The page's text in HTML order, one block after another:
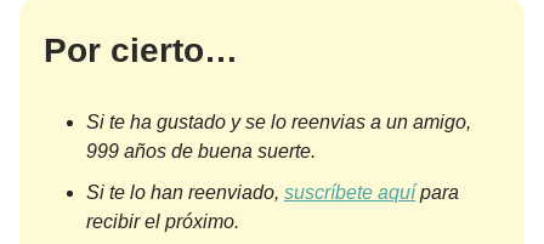
Por cierto…
Si te ha gustado y se lo reenvias a un amigo,
999 años de buena suerte.
Si te lo han reenviado, suscríbete aquípara
recibir el próximo.